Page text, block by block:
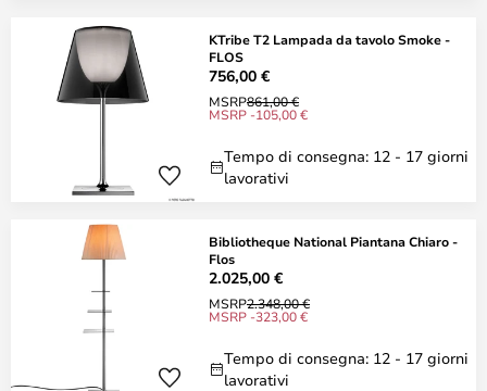
KTribe T2 Lampada da tavolo Smoke -
FLOS
756,00 €
MSRP861,00 €
MSRP -105,00 €
Tempo di consegna: 12 - 17 giorni
lavorativi
Bibliotheque National Piantana Chiaro -
Flos
2.025,00 €
MSRP2.348,00 €
MSRP -323,00 €
Tempo di consegna: 12 - 17 giorni
lavorativi